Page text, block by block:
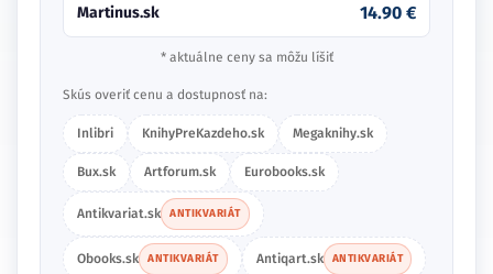
Martinus.sk 14.90 €
* aktuálne ceny sa môžu líšiť
Skús overiť cenu a dostupnosť na:
Inlibri KnihyPreKazdeho.sk Megaknihy.sk
Bux.sk Artforum.sk Eurobooks.sk
Antikvariat.sk ANTIKVARIÁT
Obooks.sk ANTIKVARIÁT Antiqart.sk ANTIKVARIÁT